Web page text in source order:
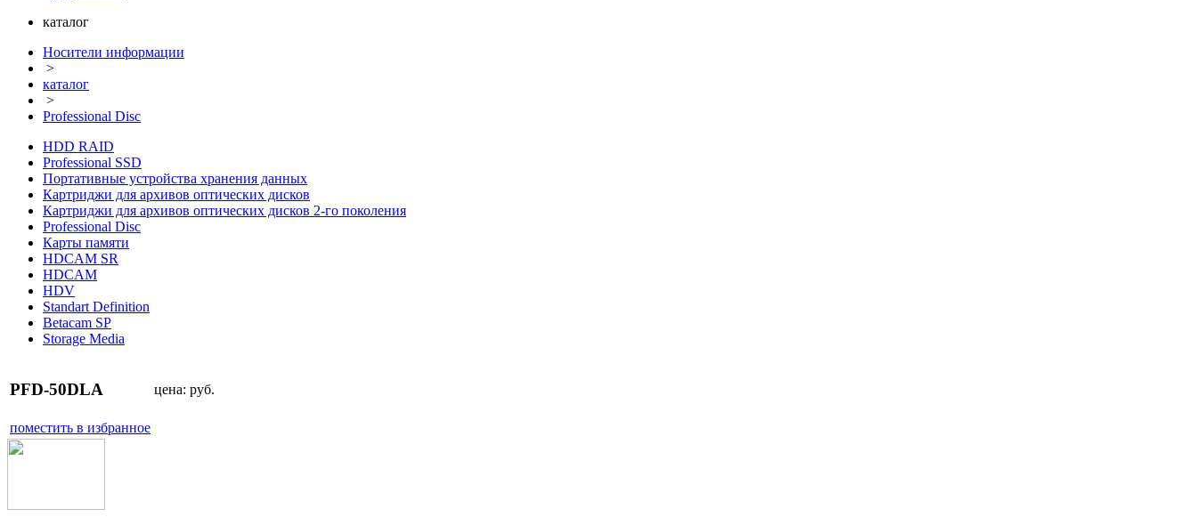
каталог
Носители информации
>
каталог
>
Professional Disc
HDD RAID
Professional SSD
Портативные устройства хранения данных
Картриджи для архивов оптических дисков
Картриджи для архивов оптических дисков 2-го поколения
Professional Disc
Карты памяти
HDCAM SR
HDCAM
HDV
Standart Definition
Betacam SP
Storage Media
PFD-50DLA цена: руб.
поместить в избранное